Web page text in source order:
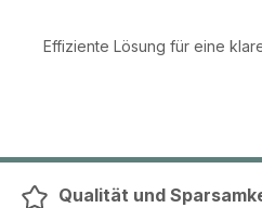
Effiziente Lösung für eine
Qualität und